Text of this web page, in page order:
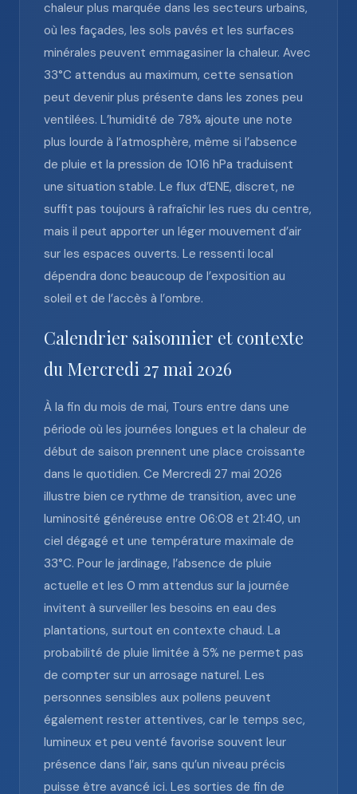
chaleur plus marquée dans les secteurs urbains,
où les façades, les sols pavés et les surfaces
minérales peuvent emmagasiner la chaleur. Avec
33°C attendus au maximum, cette sensation
peut devenir plus présente dans les zones peu
ventilées. L’humidité de 78% ajoute une note
plus lourde à l’atmosphère, même si l’absence
de pluie et la pression de 1016 hPa traduisent
une situation stable. Le flux d’ENE, discret, ne
suffit pas toujours à rafraîchir les rues du centre,
mais il peut apporter un léger mouvement d’air
sur les espaces ouverts. Le ressenti local
dépendra donc beaucoup de l’exposition au
soleil et de l’accès à l’ombre.
Calendrier saisonnier et contexte
du Mercredi 27 mai 2026
À la fin du mois de mai, Tours entre dans une
période où les journées longues et la chaleur de
début de saison prennent une place croissante
dans le quotidien. Ce Mercredi 27 mai 2026
illustre bien ce rythme de transition, avec une
luminosité généreuse entre 06:08 et 21:40, un
ciel dégagé et une température maximale de
33°C. Pour le jardinage, l’absence de pluie
actuelle et les 0 mm attendus sur la journée
invitent à surveiller les besoins en eau des
plantations, surtout en contexte chaud. La
probabilité de pluie limitée à 5% ne permet pas
de compter sur un arrosage naturel. Les
personnes sensibles aux pollens peuvent
également rester attentives, car le temps sec,
lumineux et peu venté favorise souvent leur
présence dans l’air, sans qu’un niveau précis
puisse être avancé ici. Les sorties de fin de